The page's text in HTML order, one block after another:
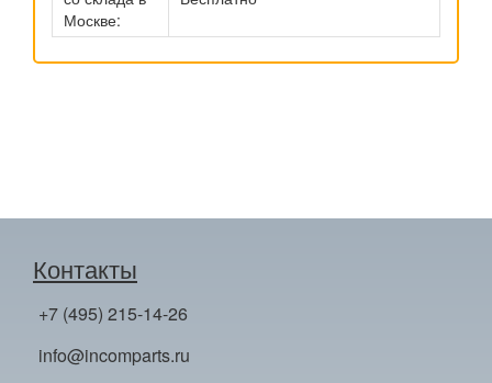
Москве:
Контакты
+7 (495) 215-14-26
info@incomparts.ru